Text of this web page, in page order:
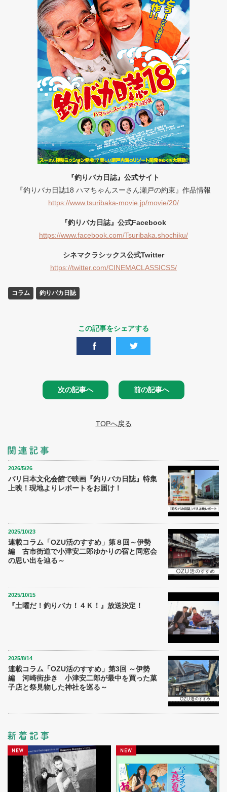
『釣りバカ日誌』公式サイト
『釣りバカ日誌18 ハマちゃんスーさん瀬戸の約束』作品情報
https://www.tsuribaka-movie.jp/movie/20/
『釣りバカ日誌』公式Facebook
https://www.facebook.com/Tsuribaka.shochiku/
シネマクラシックス公式Twitter
https://twitter.com/CINEMACLASSICSS/
コラム 釣りバカ日誌
この記事をシェアする
次の記事へ 前の記事へ
TOPへ戻る
2026/5/26
パリ日本文化会館で映画『釣りバカ日誌』特集
上映！現地よりレポートをお届け！
2025/10/23
連載コラム「OZU活のすすめ」第８回～伊勢
編 古市街道で小津安二郎ゆかりの宿と同窓会
の思い出を辿る～
2025/10/15
『土曜だ！釣りバカ！４Ｋ！』放送決定！
2025/8/14
連載コラム「OZU活のすすめ」第3回 ～伊勢
編 河崎街歩き 小津安二郎が最中を買った菓
子店と祭見物した神社を巡る～